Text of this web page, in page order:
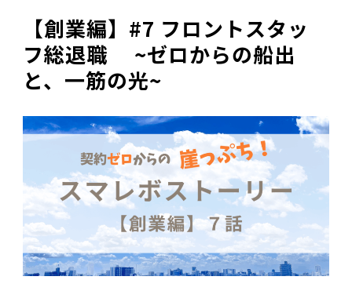
【創業編】#7 フロントスタッ
フ総退職 ~ゼロからの船出
と、一筋の光~